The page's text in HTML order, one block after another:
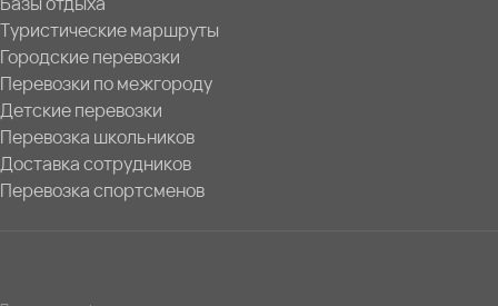
Туристические маршруты
Городские перевозки
Перевозки по межгороду
Детские перевозки
Перевозка школьников
Доставка сотрудников
Перевозка спортсменов